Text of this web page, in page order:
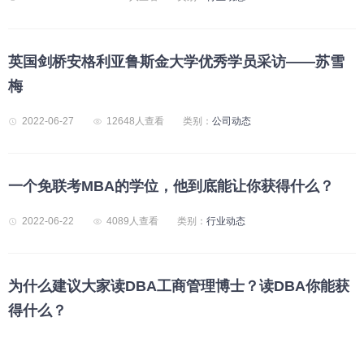
英国剑桥安格利亚鲁斯金大学优秀学员采访——苏雪
梅
2022-06-27 12648人查看 类别： 公司动态
一个免联考MBA的学位，他到底能让你获得什么？
2022-06-22 4089人查看 类别： 行业动态
为什么建议大家读DBA工商管理博士？读DBA你能获
得什么？